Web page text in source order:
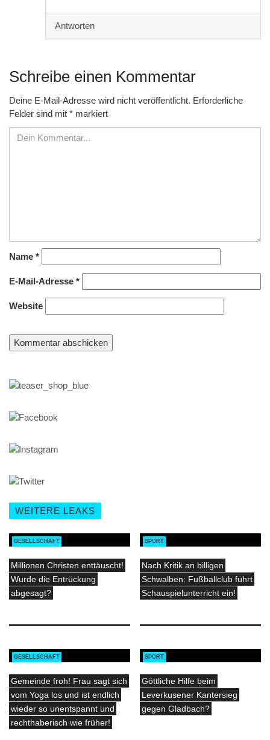
Antworten
Schreibe einen Kommentar
Deine E-Mail-Adresse wird nicht veröffentlicht. Erforderliche
Felder sind mit * markiert
Name *
E-Mail-Adresse *
Website
WEITERE LEAKS
GESELLSCHAFT
Millionen Christen enttäuscht!
Wurde die Entrückung
abgesagt?
SPORT
Nach Kritik an billigen
Schwalben: Fußballclub führt
Schauspielunterricht ein!
GESELLSCHAFT
Gemeinde froh! Frau sagt sich
vom Yoga los und ist endlich
wieder so unentspannt und
rechthaberisch wie früher!
SPORT
Göttliche Hilfe beim
Leverkusener Kantersieg
gegen Gladbach?